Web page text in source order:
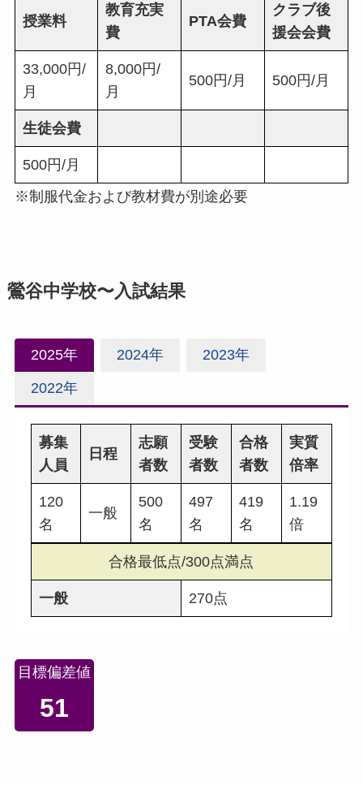
授業料
教育充実
費
PTA会費
クラブ後
援会会費
33,000円/
月
8,000円/
月
500円/月 500円/月
生徒会費
500円/月
※制服代金および教材費が別途必要
鶯谷中学校〜入試結果
2025年 2024年 2023年
2022年
募集
人員
日程
志願
者数
受験
者数
合格
者数
実質
倍率
120
名
一般
500
名
497
名
419
名
1.19
倍
合格最低点/300点満点
一般 270点
目標偏差値
51